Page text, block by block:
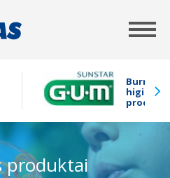
Burnos
higienos
produktai